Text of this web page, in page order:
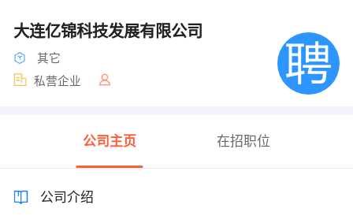
大连亿锦科技发展有限公司
其它
私营企业
公司主页 在招职位
公司介绍